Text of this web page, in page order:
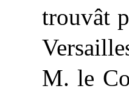
trouvât
M. le